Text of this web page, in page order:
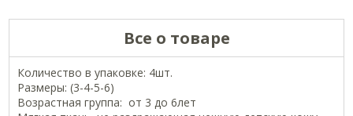
Все о товаре
Количество в упаковке: 4шт.
Размеры: (3-4-5-6)
Возрастная группа: от 3 до 6лет